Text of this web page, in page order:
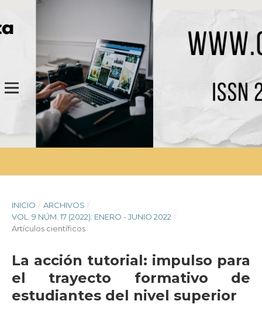
INICIO / ARCHIVOS /
VOL. 9 NÚM. 17 (2022): ENERO - JUNIO 2022 /
Artículos científicos
La acción tutorial: impulso para
el trayecto formativo de
estudiantes del nivel superior